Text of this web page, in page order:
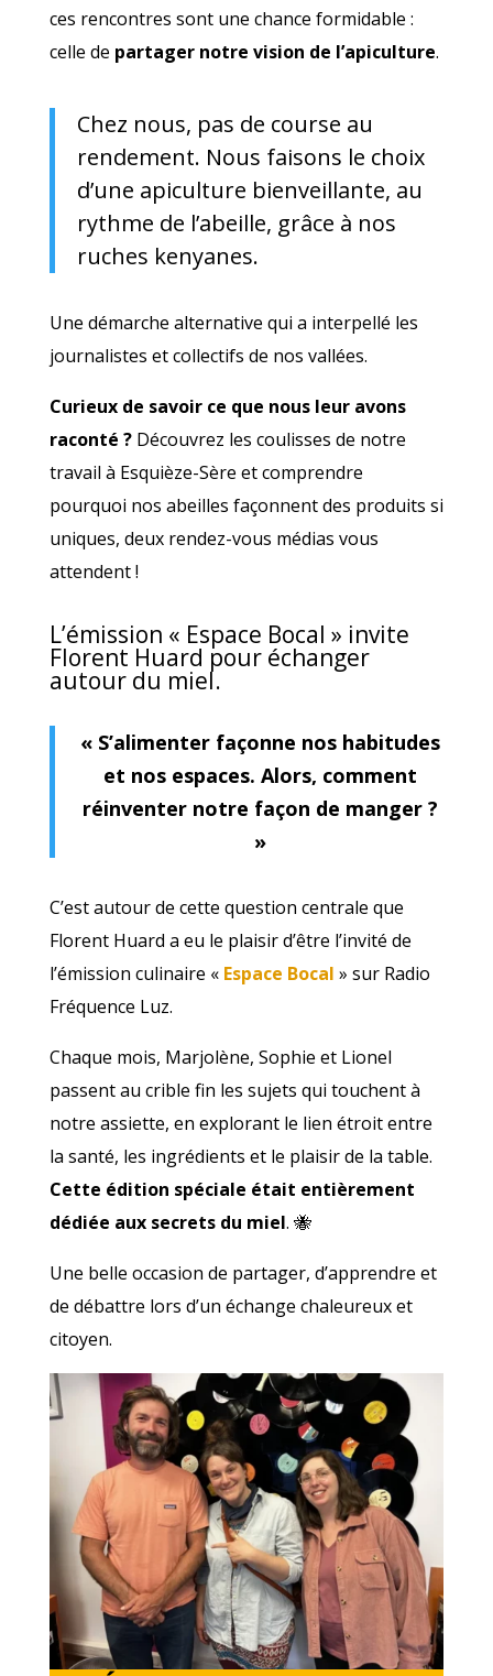
ces rencontres sont une chance formidable :
celle de partager notre vision de l’apiculture.
Chez nous, pas de course au
rendement. Nous faisons le choix
d’une apiculture bienveillante, au
rythme de l’abeille, grâce à nos
ruches kenyanes.
Une démarche alternative qui a interpellé les
journalistes et collectifs de nos vallées.
Curieux de savoir ce que nous leur avons
raconté ?Découvrez les coulisses de notre
travail à Esquièze-Sère et comprendre
pourquoi nos abeilles façonnent des produits si
uniques, deux rendez-vous médias vous
attendent !
L’émission « Espace Bocal » invite
Florent Huard pour échanger
autour du miel.
« S’alimenter façonne nos habitudes
et nos espaces. Alors, comment
réinventer notre façon de manger ?
»
C’est autour de cette question centrale que
Florent Huard a eu le plaisir d’être l’invité de
l’émission culinaire « Espace Bocal » sur Radio
Fréquence Luz.
Chaque mois, Marjolène, Sophie et Lionel
passent au crible fin les sujets qui touchent à
notre assiette, en explorant le lien étroit entre
la santé, les ingrédients et le plaisir de la table.
Cette édition spéciale était entièrement
dédiée aux secrets du miel. 🐝
Une belle occasion de partager, d’apprendre et
de débattre lors d’un échange chaleureux et
citoyen.